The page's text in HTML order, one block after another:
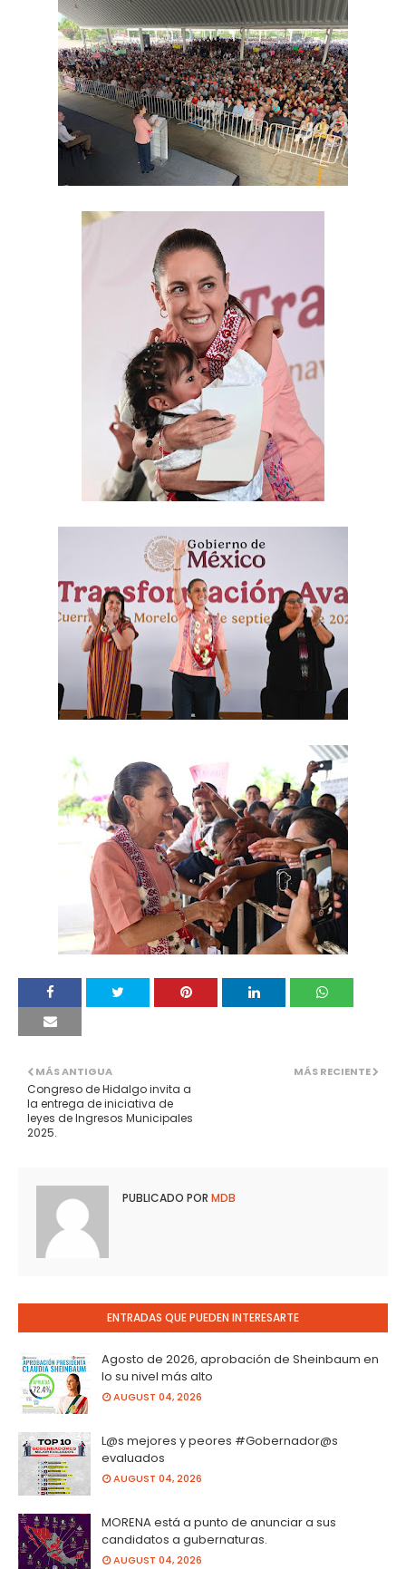
MÁS RECIENTE
MÁS ANTIGUA
Congreso de Hidalgo invita a
la entrega de iniciativa de
leyes de Ingresos Municipales
2025.
PUBLICADO POR MDB
ENTRADAS QUE PUEDEN INTERESARTE
Agosto de 2026, aprobación de Sheinbaum en
lo su nivel más alto
AUGUST 04, 2026
L@s mejores y peores #Gobernador@s
evaluados
AUGUST 04, 2026
MORENA está a punto de anunciar a sus
candidatos a gubernaturas.
AUGUST 04, 2026